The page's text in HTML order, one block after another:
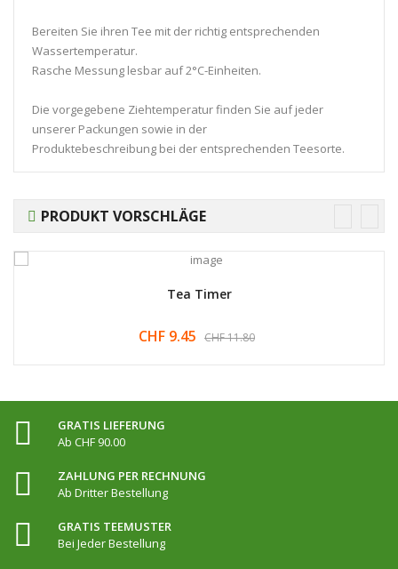
Bereiten Sie ihren Tee mit der richtig entsprechenden
Wassertemperatur.
Rasche Messung lesbar auf 2°C-Einheiten.
Die vorgegebene Ziehtemperatur finden Sie auf jeder
unserer Packungen sowie in der
Produktebeschreibung bei der entsprechenden Teesorte.
PRODUKT VORSCHLÄGE
Tea Timer
CHF 9.45 CHF 11.80
GRATIS LIEFERUNG
Ab CHF 90.00
ZAHLUNG PER RECHNUNG
Ab Dritter Bestellung
GRATIS TEEMUSTER
Bei Jeder Bestellung